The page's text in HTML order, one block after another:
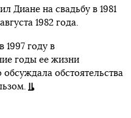
Диане на свадьбу в 1981
1982 года.
1997 году в
годы ее жизни
обсуждала обстоятельства